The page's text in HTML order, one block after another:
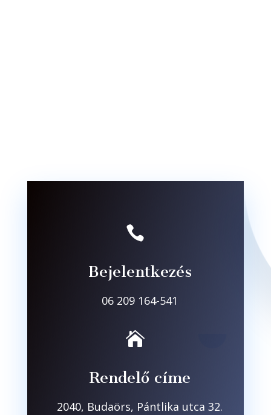

Bejelentkezés
06 209 164-541

Rendelő címe
2040, Budaörs, Pántlika utca 32.